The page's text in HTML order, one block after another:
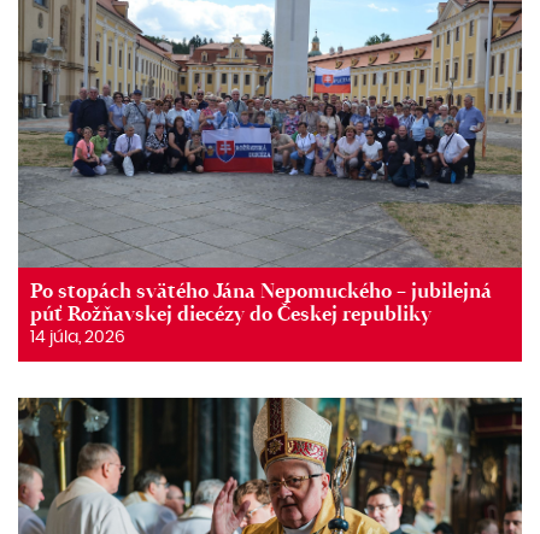
Po stopách svätého Jána Nepomuckého – jubilejná
púť Rožňavskej diecézy do Českej republiky
14 júla, 2026